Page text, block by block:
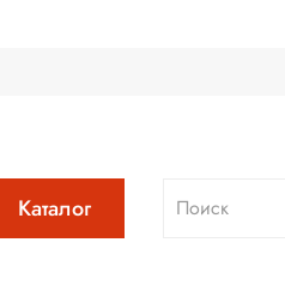
Каталог